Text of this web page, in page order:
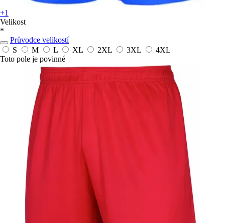
+1
Velikost
*
Průvodce velikostí
S
M L XL 2XL 3XL
4XL
Toto pole je povinné